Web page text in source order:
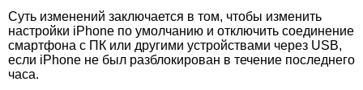
Суть изменений заключается в том, чтобы изменить
настройки iPhone по умолчанию и отключить соединение
смартфона с ПК или другими устройствами через USB,
если iPhone не был разблокирован в течение последнего
часа.